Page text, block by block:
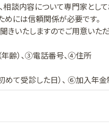
談内容について専門家として
めには信頼関係が必要です。
いたしますのでご用意いただ
齢）、③電話番号、④住所
て受診した日）、 ⑥加入年